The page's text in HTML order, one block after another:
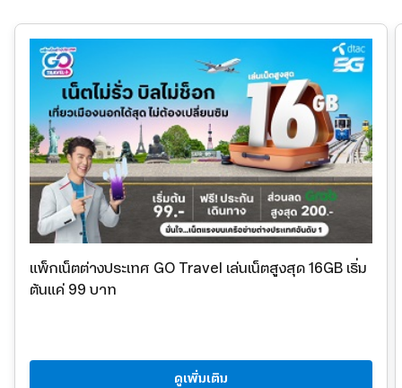
แพ็กเน็ตต่างประเทศ GO Travel เล่นเน็ตสูงสุด16GB เริ่ม
ต้นแค่ 99 บาท
ดูเพิ่มเติม